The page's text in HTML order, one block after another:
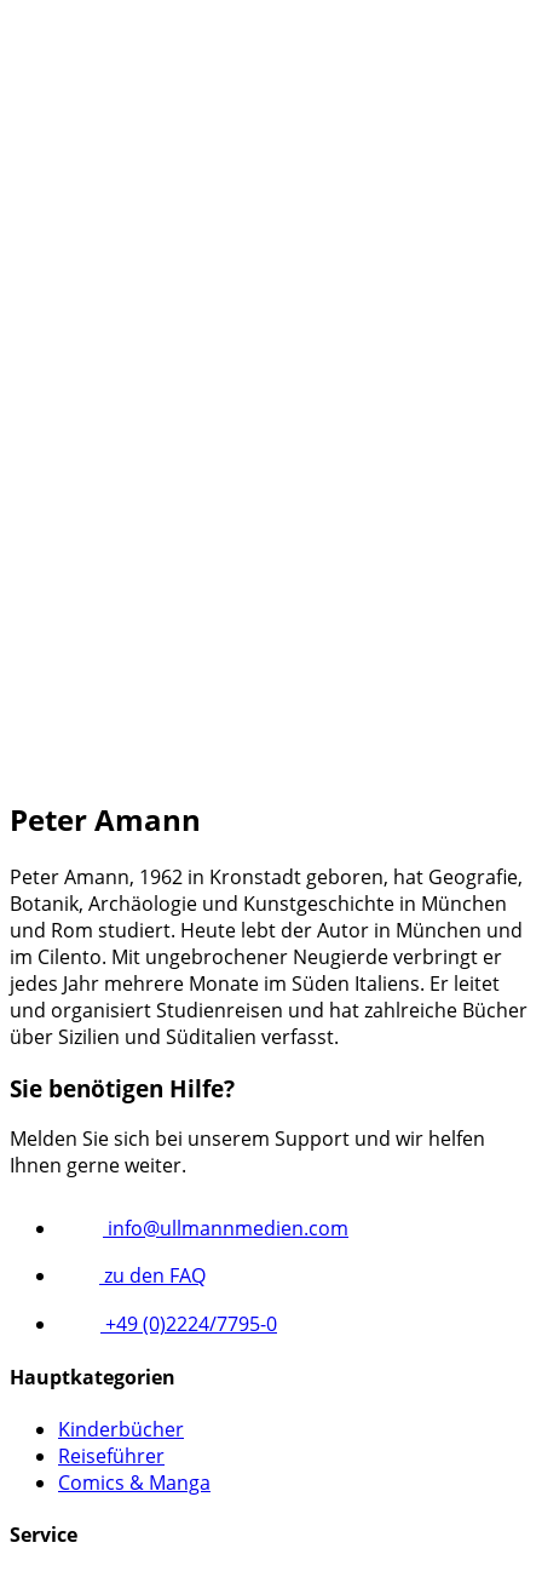
Peter Amann
Peter Amann, 1962 in Kronstadt geboren, hat Geografie,
Botanik, Archäologie und Kunstgeschichte in München
und Rom studiert. Heute lebt der Autor in München und
im Cilento. Mit ungebrochener Neugierde verbringt er
jedes Jahr mehrere Monate im Süden Italiens. Er leitet
und organisiert Studienreisen und hat zahlreiche Bücher
über Sizilien und Süditalien verfasst.
Sie benötigen Hilfe?
Melden Sie sich bei unserem Support und wir helfen
Ihnen gerne weiter.
info@ullmannmedien.com
zu den FAQ
+49 (0)2224/7795-0
Hauptkategorien
Kinderbücher
Reiseführer
Comics & Manga
Service